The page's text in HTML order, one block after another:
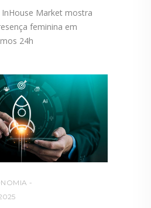
Market mostra
feminina em
24h